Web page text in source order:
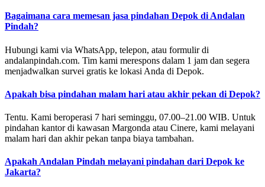
Bagaimana cara memesan jasa pindahan Depok di Andalan
Pindah?
Hubungi kami via WhatsApp, telepon, atau formulir di
andalanpindah.com. Tim kami merespons dalam 1 jam dan segera
menjadwalkan survei gratis ke lokasi Anda di Depok.
Apakah bisa pindahan malam hari atau akhir pekan di Depok?
Tentu. Kami beroperasi 7 hari seminggu, 07.00–21.00 WIB. Untuk
pindahan kantor di kawasan Margonda atau Cinere, kami melayani
malam hari dan akhir pekan tanpa biaya tambahan.
Apakah Andalan Pindah melayani pindahan dari Depok ke
Jakarta?